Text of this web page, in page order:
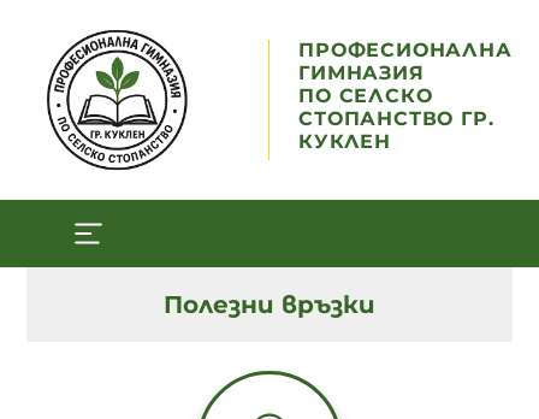
ПРОФЕСИОНАЛНА
ГИМНАЗИЯ
ПО СЕЛСКО
СТОПАНСТВО ГР.
КУКЛЕН
Полезни връзки